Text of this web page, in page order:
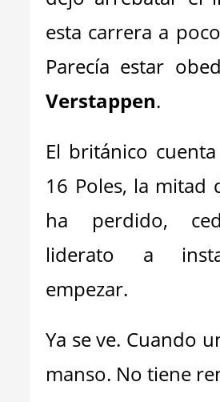
esta carrera a
Parecía estar
Verstappen.
El británico
16 Poles, la mitad
ha perdido,
liderato a
empezar.
Ya se ve. Cuando
manso. No tiene